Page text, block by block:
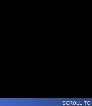
SCROLL TO